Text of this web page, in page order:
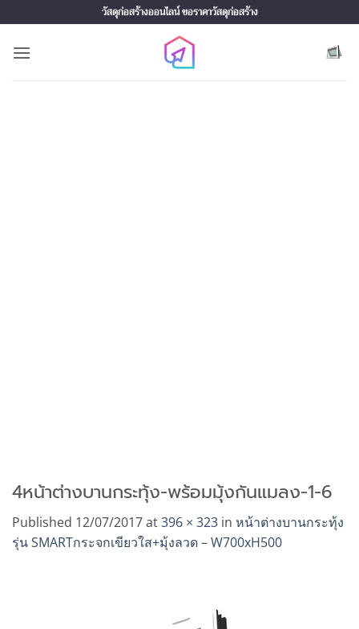
to
content
วัสดุก่อสร้างออนไลน์ ขอราคาวัสดุก่อสร้าง
4หน้าต่างบานกระทุ้ง-พร้อมมุ้งกันแมลง-1-6
Published 12/07/2017at396 × 323 in หน้าต่างบานกระทุ้ง
รุ่น SMARTกระจกเขียวใส+มุ้งลวด – W700xH500